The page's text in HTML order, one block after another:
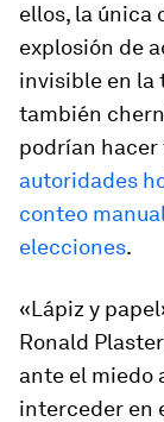
ellos, la única
explosión de
invisible en la
también
podrían hacer
autoridades
conteo
elecciones.
«Lápiz y
Ronald
ante el miedo
interceder en